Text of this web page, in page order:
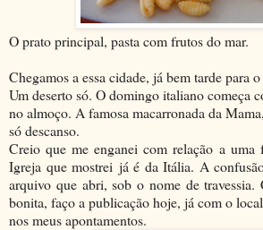
O prato principal, pasta com frutos do mar.
Chegamos a essa cidade, já bem tarde para
Um deserto só. O domingo italiano começa
no almoço. A famosa macarronada da
só descanso.
Creio que me enganei com relação a uma
Igreja que mostrei já é da Itália. A
arquivo que abri, sob o nome de
bonita, faço a publicação hoje, já com o
nos meus apontamentos.